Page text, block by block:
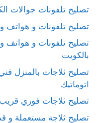
تصليح تلفونات جوالات
تصليح تلفونات و هواتف
تصليح تلفونات و هواتف
بالكويت
تصليح ثلاجات بالمنزل
اتوماتيك
تصليح ثلاجات فوري
تصليح ثلاجة مستعملة و